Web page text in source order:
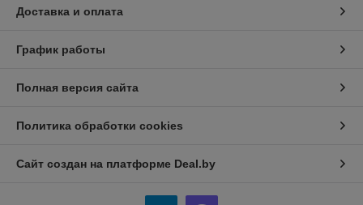
Доставка и оплата
График работы
Полная версия сайта
Политика обработки cookies
Сайт создан на платформе Deal.by